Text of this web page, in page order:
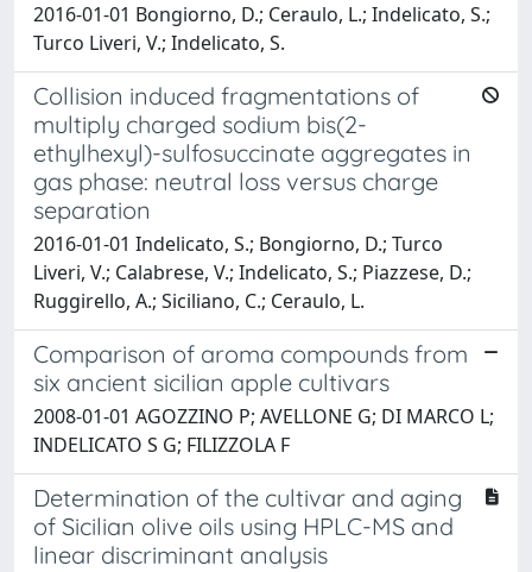
2016-01-01 Bongiorno, D.; Ceraulo, L.; Indelicato, S.;
Turco Liveri, V.; Indelicato, S.
Collision induced fragmentations of
multiply charged sodium bis(2-
ethylhexyl)-sulfosuccinate aggregates in
gas phase: neutral loss versus charge
separation
2016-01-01 Indelicato, S.; Bongiorno, D.; Turco
Liveri, V.; Calabrese, V.; Indelicato, S.; Piazzese, D.;
Ruggirello, A.; Siciliano, C.; Ceraulo, L.
Comparison of aroma compounds from
six ancient sicilian apple cultivars
2008-01-01 AGOZZINO P; AVELLONE G; DI MARCO L;
INDELICATO S G; FILIZZOLA F
Determination of the cultivar and aging
of Sicilian olive oils using HPLC-MS and
linear discriminant analysis